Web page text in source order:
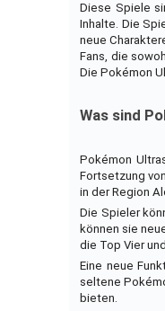
Diese Spiele
Inhalte. Die
neue
Fans, die
Die Pokémon
Was sind
Pokémon
Fortsetzung
in der Region
Die Spieler
können sie
die Top Vier
Eine neue
seltene
bieten.